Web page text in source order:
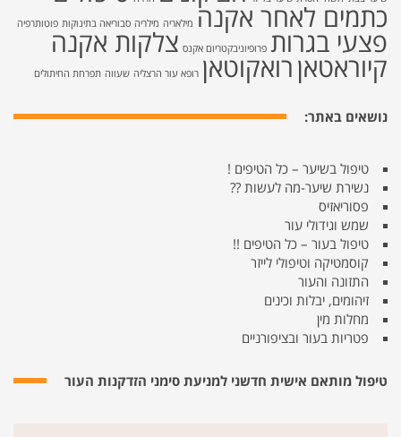
כתמים לאחר אקנה מילאריה מילריה סבוריאה בתינוקות פוטותרפיה
פצעי בגרות פרופיוניבקטריום אקנס צלקות אקנה
קיוראטאןרואקוטאן רופא עור הרצליה שעווה תפרחת החיתולים
נושאים באתר:
טיפול בשיער – כל הטיפים !
נשירת שיער-מה לעשות ??
פסוריאזיס
שמש וגידולי עור
טיפול בעור – כל הטיפים !!
קוסמטיקה וטיפולי לייזר
התזונה והעור
זיהומים, יבלות וכינים
מחלות מין
פטריות בעור ובציפורניים
טיפול מותאם אישית חדשני למניעת סימני הזדקנות העור